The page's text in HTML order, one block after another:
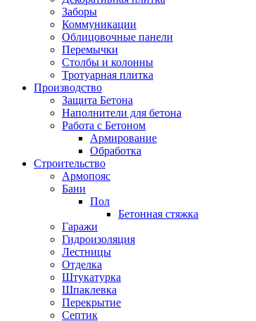
Заборы
Коммуникации
Облицовочные панели
Перемычки
Столбы и колонны
Тротуарная плитка
Производство
Защита Бетона
Наполнители для бетона
Работа с Бетоном
Армирование
Обработка
Строительство
Армопояс
Бани
Пол
Бетонная стяжка
Гаражи
Гидроизоляция
Лестницы
Отделка
Штукатурка
Шпаклевка
Перекрытие
Септик